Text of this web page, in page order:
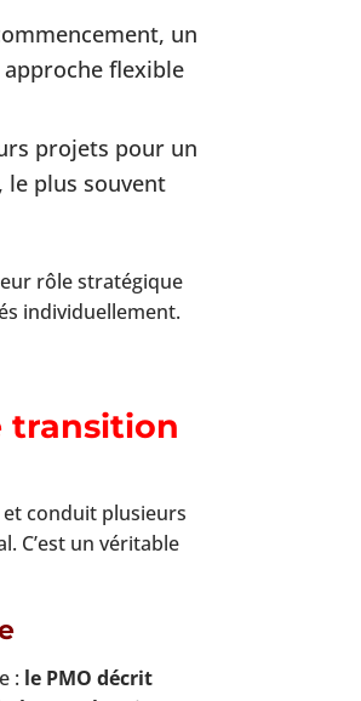
un
approche flexible
projets pour un
le plus souvent
rôle stratégique
individuellement.
transition
conduit plusieurs
C’est un véritable
: le PMO décrit